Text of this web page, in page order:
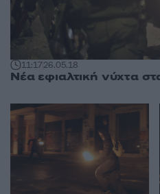
11:1726.05.18
Νέα εφιαλτική νύχτα